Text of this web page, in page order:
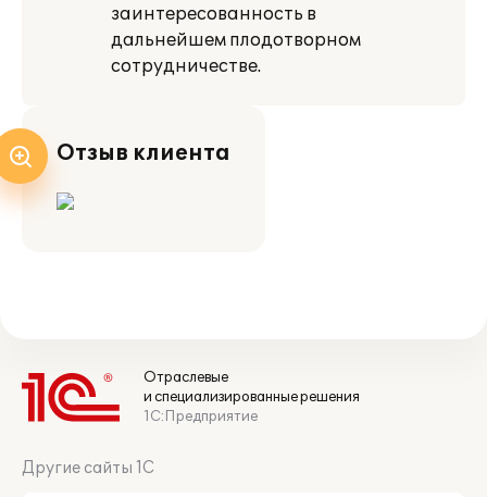
заинтересованность в
дальнейшем плодотворном
сотрудничестве.
Отзыв клиента
Отраслевые
и специализированные решения
1С:Предприятие
Другие сайты 1С